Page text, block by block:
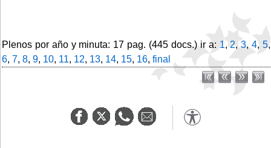
Plenos por año y minuta: 17 pag. (445 docs.) ir a: 1,2,3,4,5,
6, 7, 8, 9, 10, 11, 12, 13, 14, 15, 16, final